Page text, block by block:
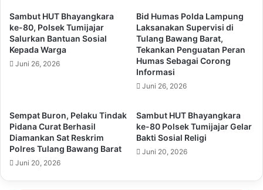
Sambut HUT Bhayangkara
ke-80, Polsek Tumijajar
Salurkan Bantuan Sosial
Kepada Warga
Juni 26, 2026
Bid Humas Polda Lampung
Laksanakan Supervisi di
Tulang Bawang Barat,
Tekankan Penguatan Peran
Humas Sebagai Corong
Informasi
Juni 26, 2026
Sempat Buron, Pelaku Tindak
Pidana Curat Berhasil
Diamankan Sat Reskrim
Polres Tulang Bawang Barat
Juni 20, 2026
Sambut HUT Bhayangkara
ke-80 Polsek Tumijajar Gelar
Bakti Sosial Religi
Juni 20, 2026